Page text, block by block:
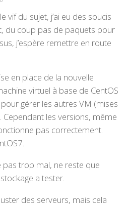
vif du sujet, j’ai eu des soucis
du coup pas de paquets pour
j’espère remettre en route
en place de la nouvelle
virtuel à base de CentOS
gérer les autres VM (mises
les versions, même
pas correctement.
pas trop mal, ne reste que
a tester.
des serveurs, mais cela